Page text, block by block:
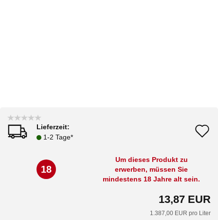
Lieferzeit:
1-2 Tage*
18
Um dieses Produkt zu
erwerben, müssen Sie
mindestens 18 Jahre alt sein.
13,87 EUR
1.387,00 EUR pro Liter